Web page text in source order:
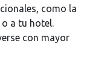
como la
a tu hotel.
con mayor